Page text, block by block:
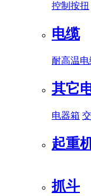
控制按扭
电缆
耐高温电
其它
电器箱
起重
抓斗